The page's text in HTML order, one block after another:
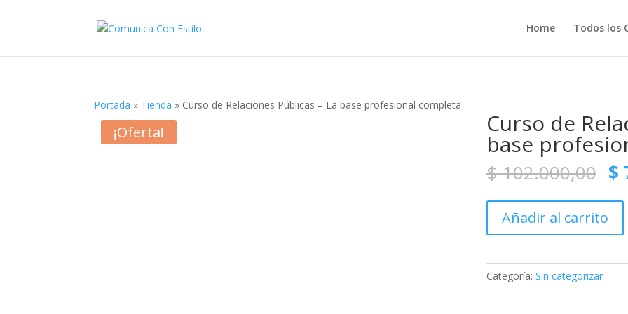
Home Todos los
Portada » Tienda » Curso de Relaciones Públicas – La base profesional completa
¡Oferta! Curso de
base
$102.000,00 El
era:
$
$
Relaciones
–
Añadir al carrito
Categoría: Sin categorizar